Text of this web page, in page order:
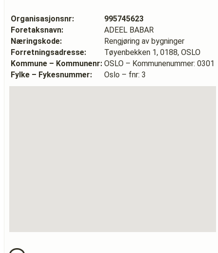
Organisasjonsnr:
995745623
Foretaksnavn:
ADEEL BABAR
Næringskode:
Rengjøring av bygninger
Forretningsadresse:
Tøyenbekken 1, 0188, OSLO
Kommune – Kommunenr: OSLO – Kommunenummer: 0301
Fylke – Fykesnummer:
Oslo – fnr: 3